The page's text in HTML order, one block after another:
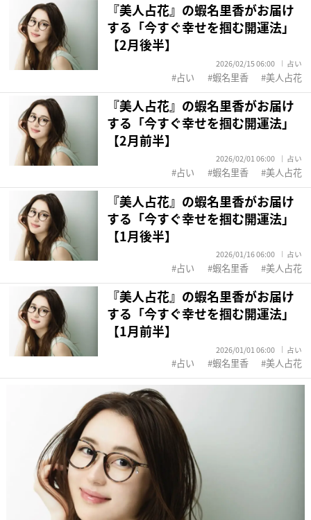
『美人占花』の蝦名里香がお届け
する「今すぐ幸せを掴む開運法」
【2月後半】
2026/02/15 06:00 占い
占い 蝦名里香 美人占花
『美人占花』の蝦名里香がお届け
する「今すぐ幸せを掴む開運法」
【2月前半】
2026/02/01 06:00 占い
占い 蝦名里香 美人占花
『美人占花』の蝦名里香がお届け
する「今すぐ幸せを掴む開運法」
【1月後半】
2026/01/16 06:00 占い
占い 蝦名里香 美人占花
『美人占花』の蝦名里香がお届け
する「今すぐ幸せを掴む開運法」
【1月前半】
2026/01/01 06:00 占い
占い 蝦名里香 美人占花